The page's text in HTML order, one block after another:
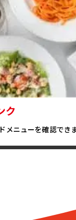
ク
メニューを確認できま